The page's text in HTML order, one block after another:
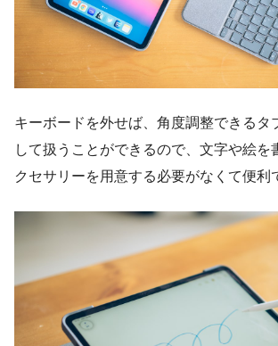
キーボードを外せば、角度調整できるタ
して扱うことができるので、文字や絵を
クセサリーを用意する必要がなくて便利